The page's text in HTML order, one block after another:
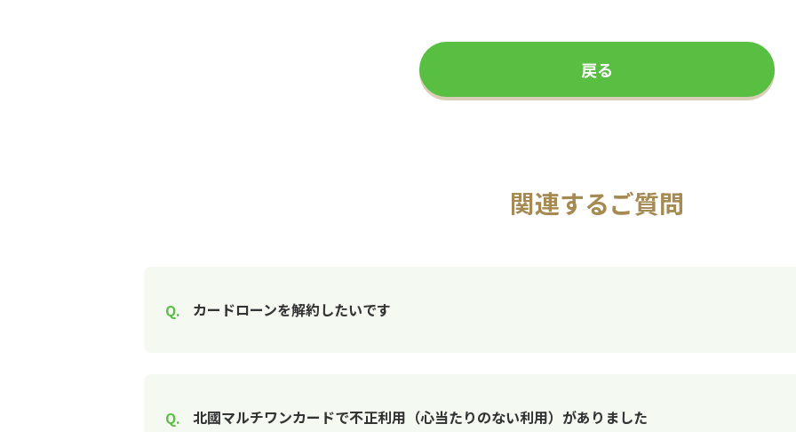
戻る
関連するご質問
カードローンを解約したいです
北國マルチワンカードで不正利用（心当たりのない利用）がありました